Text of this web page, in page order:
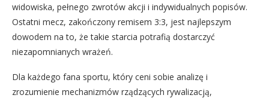
widowiska, pełnego zwrotów akcji i indywidualnych popisów.
Ostatni mecz, zakończony remisem 3:3, jest najlepszym
dowodem na to, że takie starcia potrafią dostarczyć
niezapomnianych wrażeń.
Dla każdego fana sportu, który ceni sobie analizę i
zrozumienie mechanizmów rządzących rywalizacją,